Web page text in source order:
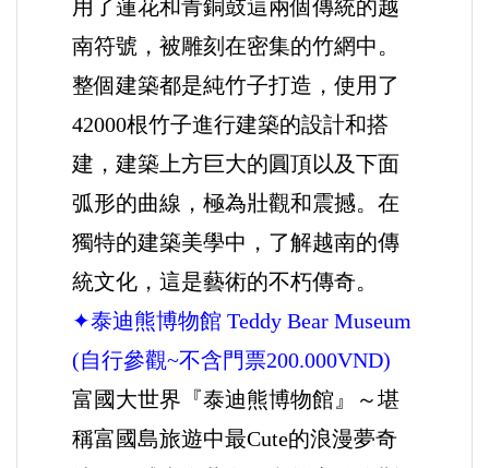
用了蓮花和青銅鼓這兩個傳統的越
南符號，被雕刻在密集的竹網中。
整個建築都是純竹子打造，使用了
42000根竹子進行建築的設計和搭
建，建築上方巨大的圓頂以及下面
弧形的曲線，極為壯觀和震撼。在
獨特的建築美學中，了解越南的傳
統文化，這是藝術的不朽傳奇。
✦泰迪熊博物館 Teddy Bear Museum
(自行參觀~不含門票200.000VND)
富國大世界『泰迪熊博物館』～堪
稱富國島旅遊中最Cute的浪漫夢奇